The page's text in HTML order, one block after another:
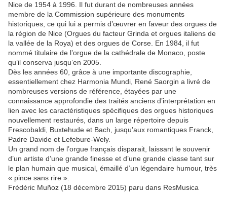
Nice de 1954 à 1996. Il fut durant de nombreuses années
membre de la Commission supérieure des monuments
historiques, ce qui lui a permis d’œuvrer en faveur des orgues de
la région de Nice (Orgues du facteur Grinda et orgues italiens de
la vallée de la Roya) et des orgues de Corse. En 1984, il fut
nommé titulaire de l’orgue de la cathédrale de Monaco, poste
qu’il conserva jusqu’en 2005.
Dès les années 60, grâce à une importante discographie,
essentiellement chez Harmonia Mundi, René Saorgin a livré de
nombreuses versions de référence, étayées par une
connaissance approfondie des traités anciens d’interprétation en
lien avec les caractéristiques spécifiques des orgues historiques
nouvellement restaurés, dans un large répertoire depuis
Frescobaldi, Buxtehude et Bach, jusqu’aux romantiques Franck,
Padre Davide et Lefebure-Wely.
Un grand nom de l’orgue français disparait, laissant le souvenir
d’un artiste d’une grande finesse et d’une grande classe tant sur
le plan humain que musical, émaillé d’un légendaire humour, très
« pince sans rire ».
Frédéric Muñoz (18 décembre 2015) paru dans ResMusica